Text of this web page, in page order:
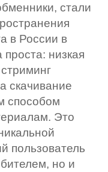
стали
в России в
низкая
скачивание
способом
Это
пользователь
но и